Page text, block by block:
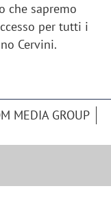
che sapremo
per tutti i
Cervini.
MEDIA GROUP